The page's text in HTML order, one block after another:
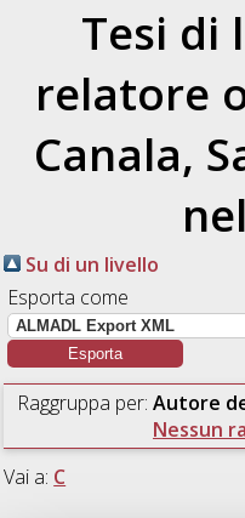
Tesi di
relatore
Canala,
Su di un livello
Esporta come
Raggruppa per: Autore
Nessun
Vai a: C